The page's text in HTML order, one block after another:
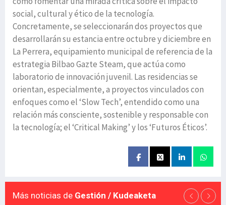
social, cultural y ético de la tecnología.
Concretamente, se seleccionarán dos proyectos que
desarrollarán su estancia entre octubre y diciembre en
La Perrera, equipamiento municipal de referencia de la
estrategia Bilbao Gazte Steam, que actúa como
laboratorio de innovación juvenil. Las residencias se
orientan, especialmente, a proyectos vinculados con
enfoques como el ‘Slow Tech’, entendido como una
relación más consciente, sostenible y responsable con
la tecnología; el ‘Critical Making’ y los ‘Futuros Éticos’.
Más noticias de Gestión / Kudeaketa